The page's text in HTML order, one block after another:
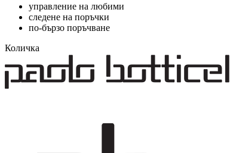
управление на любими
следене на поръчки
по-бързо поръчване
Количка